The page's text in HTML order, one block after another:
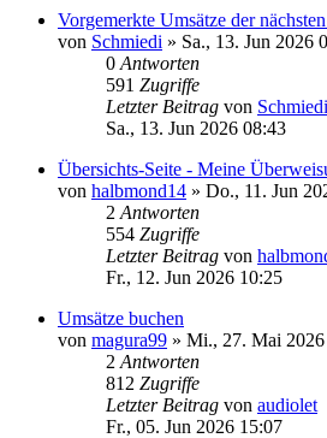
Vorgemerkte Umsätze der
von Schmiedi » Sa., 13. Jun 2026
0 Antworten
591 Zugriffe
Letzter Beitrag von Schmiedi
Sa., 13. Jun 2026 08:43
Übersichts-Seite - Meine
von halbmond14 » Do., 11. Jun
2 Antworten
554 Zugriffe
Letzter Beitrag von
Fr., 12. Jun 2026 10:25
Umsätze buchen
von magura99 » Mi., 27. Mai
2 Antworten
812 Zugriffe
Letzter Beitrag von audiolet
Fr., 05. Jun 2026 15:07